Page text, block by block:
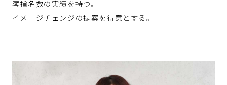
客指名数の実績を持つ。
イメージチェンジの提案を得意とする。